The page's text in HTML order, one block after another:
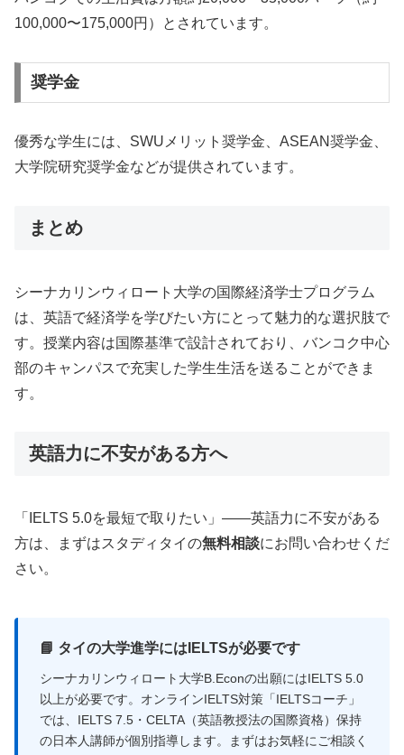
100,000〜175,000円）とされています。
奨学金
優秀な学生には、SWUメリット奨学金、ASEAN奨学金、
大学院研究奨学金などが提供されています。
まとめ
シーナカリンウィロート大学の国際経済学士プログラム
は、英語で経済学を学びたい方にとって魅力的な選択肢で
す。授業内容は国際基準で設計されており、バンコク中心
部のキャンパスで充実した学生生活を送ることができま
す。
英語力に不安がある方へ
「IELTS 5.0を最短で取りたい」——英語力に不安がある
方は、まずはスタディタイの無料相談にお問い合わせくだ
さい。
📘 タイの大学進学にはIELTSが必要です
シーナカリンウィロート大学B.Econの出願にはIELTS 5.0
以上が必要です。オンラインIELTS対策「IELTSコーチ」
では、IELTS 7.5・CELTA（英語教授法の国際資格）保持
の日本人講師が個別指導します。まずはお気軽にご相談く